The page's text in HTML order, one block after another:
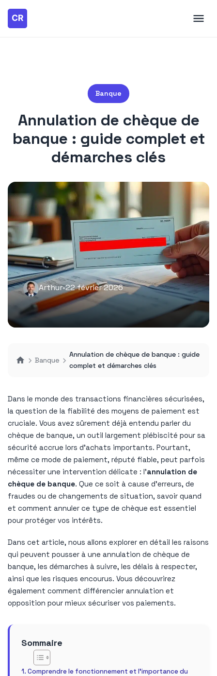
Banque
Annulation de chèque de
banque : guide complet et
démarches clés
Arthur•22 février 2026
Banque
Annulation de chèque de banque : guide
complet et démarches clés
Dans le monde des transactions financières sécurisées,
la question de la fiabilité des moyens de paiement est
cruciale. Vous avez sûrement déjà entendu parler du
chèque de banque, un outil largement plébiscité pour sa
sécurité accrue lors d’achats importants. Pourtant,
même ce mode de paiement, réputé fiable, peut parfois
nécessiter une intervention délicate : l’annulation de
chèque de banque. Que ce soit à cause d’erreurs, de
fraudes ou de changements de situation, savoir quand
et comment annuler ce type de chèque est essentiel
pour protéger vos intérêts.
Dans cet article, nous allons explorer en détail les raisons
qui peuvent pousser à une annulation de chèque de
banque, les démarches à suivre, les délais à respecter,
ainsi que les risques encourus. Vous découvrirez
également comment différencier annulation et
opposition pour mieux sécuriser vos paiements.
Sommaire
Comprendre le fonctionnement et l’importance du